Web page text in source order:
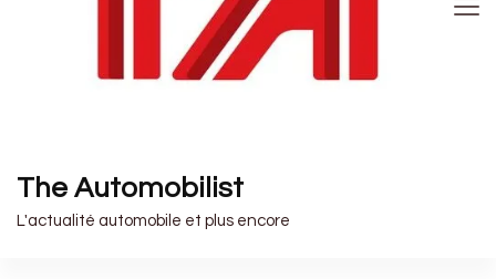
The Automobilist
L'actualité automobile et plus encore